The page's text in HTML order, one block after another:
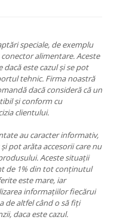
speciale, de exemplu
alimentare. Aceste
este cazul și se pot
tehnic. Firma noastră
dacă consideră că un
și conform cu
clientului.
au caracter informativ,
pot arăta accesorii care nu
Aceste situații
de 1% din tot conținutul
este mare, iar
informațiilor fiecărui
de altfel când o să fiți
daca este cazul.